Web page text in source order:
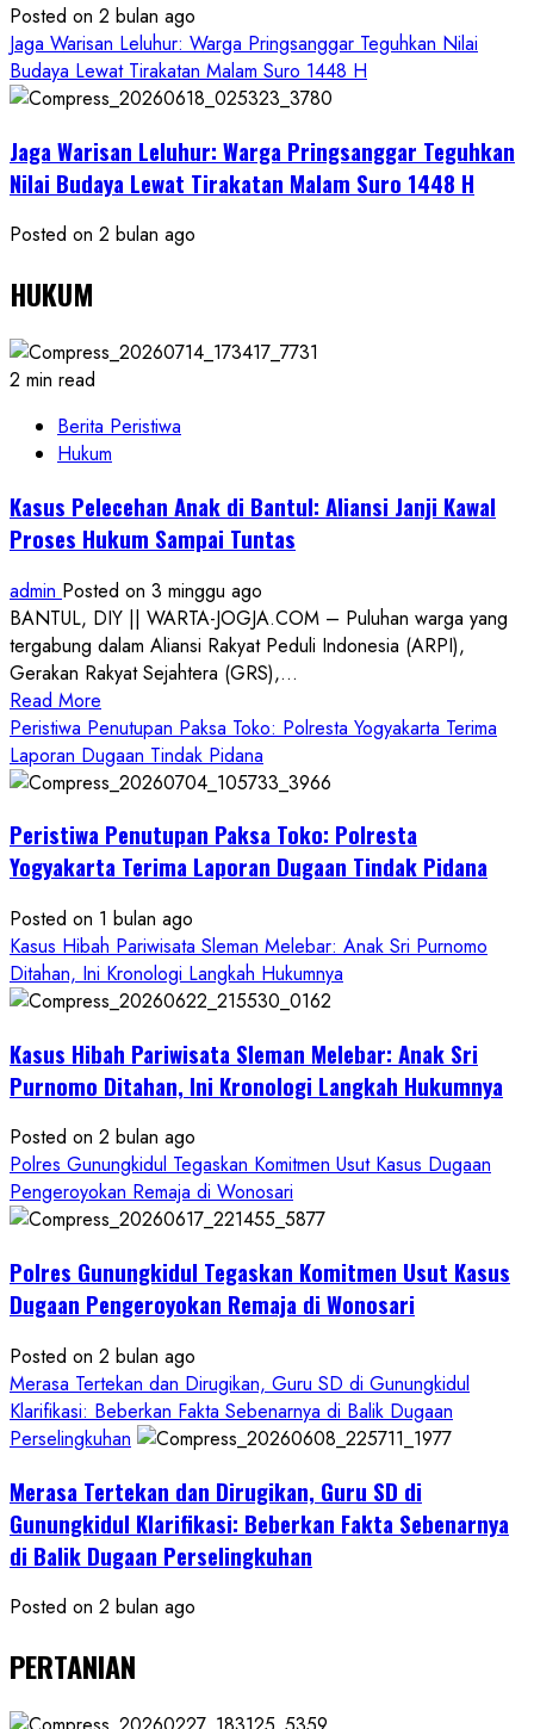
Posted on 2 bulan ago
Jaga Warisan Leluhur: Warga Pringsanggar Teguhkan Nilai
Budaya Lewat Tirakatan Malam Suro 1448 H
Jaga Warisan Leluhur: Warga Pringsanggar Teguhkan
Nilai Budaya Lewat Tirakatan Malam Suro 1448 H
Posted on 2 bulan ago
HUKUM
2 min read
Berita Peristiwa
Hukum
Kasus Pelecehan Anak di Bantul: Aliansi Janji Kawal
Proses Hukum Sampai Tuntas
admin Posted on 3 minggu ago
BANTUL, DIY || WARTA-JOGJA.COM – Puluhan warga yang
tergabung dalam Aliansi Rakyat Peduli Indonesia (ARPI),
Gerakan Rakyat Sejahtera (GRS),...
Read More
more
about
Kasus
Anak
di
Aliansi
Janji
Kawal
Proses
Sampai
Tuntas
Peristiwa Penutupan Paksa Toko: Polresta Yogyakarta Terima
Laporan Dugaan Tindak Pidana
Peristiwa Penutupan Paksa Toko: Polresta
Yogyakarta Terima Laporan Dugaan Tindak Pidana
Posted on 1 bulan ago
Kasus Hibah Pariwisata Sleman Melebar: Anak Sri Purnomo
Ditahan, Ini Kronologi Langkah Hukumnya
Kasus Hibah Pariwisata Sleman Melebar: Anak Sri
Purnomo Ditahan, Ini Kronologi Langkah Hukumnya
Posted on 2 bulan ago
Polres Gunungkidul Tegaskan Komitmen Usut Kasus Dugaan
Pengeroyokan Remaja di Wonosari
Polres Gunungkidul Tegaskan Komitmen Usut Kasus
Dugaan Pengeroyokan Remaja di Wonosari
Posted on 2 bulan ago
Merasa Tertekan dan Dirugikan, Guru SD di Gunungkidul
Klarifikasi: Beberkan Fakta Sebenarnya di Balik Dugaan
Perselingkuhan
Merasa Tertekan dan Dirugikan, Guru SD di
Gunungkidul Klarifikasi: Beberkan Fakta Sebenarnya
di Balik Dugaan Perselingkuhan
Posted on 2 bulan ago
PERTANIAN